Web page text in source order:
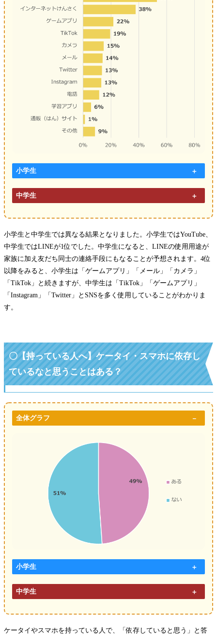
小学生
中学生
小学生と中学生では異なる結果となりました。小学生ではYouTube、
中学生ではLINEが1位でした。中学生になると、LINEの使用用途が
家族に加え友だち同士の連絡手段にもなることが予想されます。4位
以降をみると、小学生は「ゲームアプリ」「メール」「カメラ」
「TikTok」と続きますが、中学生は「TikTok」「ゲームアプリ」
「Instagram」「Twitter」とSNSを多く使用していることがわかりま
す。
〇【持っている人へ】ケータイ・スマホに依存し
ているなと思うことはある？
全体グラフ
小学生
中学生
ケータイやスマホを持っている人で、「依存していると思う」と答